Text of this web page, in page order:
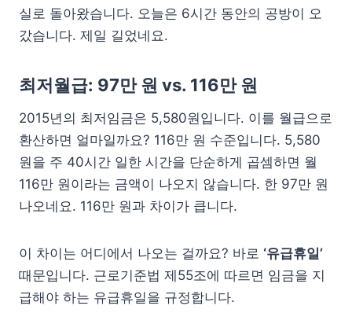
실로 돌아왔습니다. 오늘은 6시간 동안의 공방이 오
갔습니다. 제일 길었네요.
최저월급: 97만 원 vs. 116만 원
2015년의 최저임금은 5,580원입니다. 이를 월급으로
환산하면 얼마일까요? 116만 원 수준입니다. 5,580
원을 주 40시간 일한 시간을 단순하게 곱셈하면 월
116만 원이라는 금액이 나오지 않습니다. 한 97만 원
나오네요. 116만 원과 차이가 큽니다.
이 차이는 어디에서 나오는 걸까요? 바로 ‘유급휴일’
때문입니다. 근로기준법 제55조에 따르면 임금을 지
급해야 하는 유급휴일을 규정합니다.